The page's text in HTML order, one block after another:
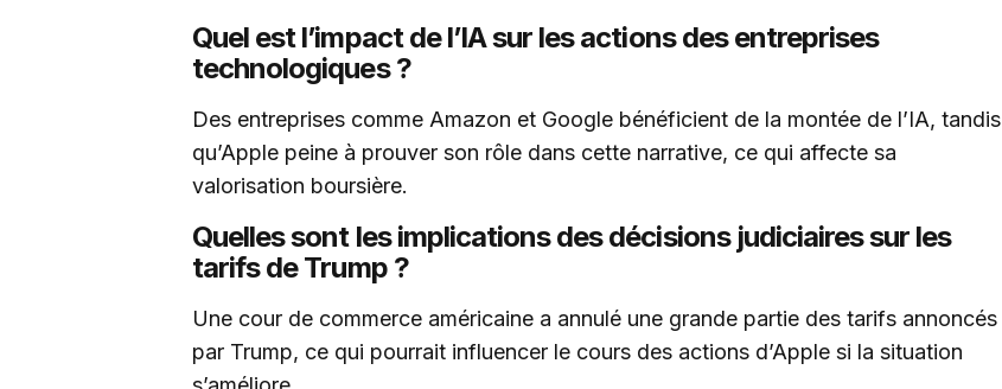
Quel est l’impact de l’IA sur les actions des entreprises
technologiques ?
Des entreprises comme Amazon et Google bénéficient de la montée de l’IA, tandis
qu’Apple peine à prouver son rôle dans cette narrative, ce qui affecte sa
valorisation boursière.
Quelles sont les implications des décisions judiciaires sur les
tarifs de Trump ?
Une cour de commerce américaine a annulé une grande partie des tarifs annoncés
par Trump, ce qui pourrait influencer le cours des actions d’Apple si la situation